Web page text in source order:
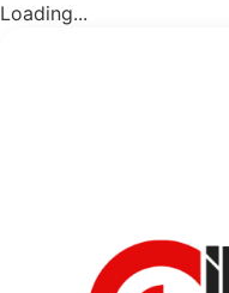
Loading...